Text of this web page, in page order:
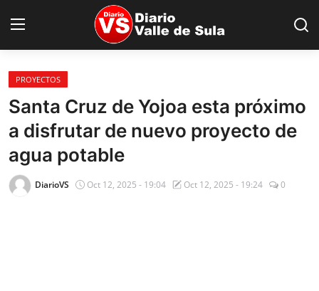
Inicio
Nacionales
Internacionales
Sucesos
PROYECTOS
Santa Cruz de Yojoa esta próximo
a disfrutar de nuevo proyecto de
agua potable
DiarioVS Oct 12, 2025 - 19:04 Oct 12, 2025 - 19:24 0